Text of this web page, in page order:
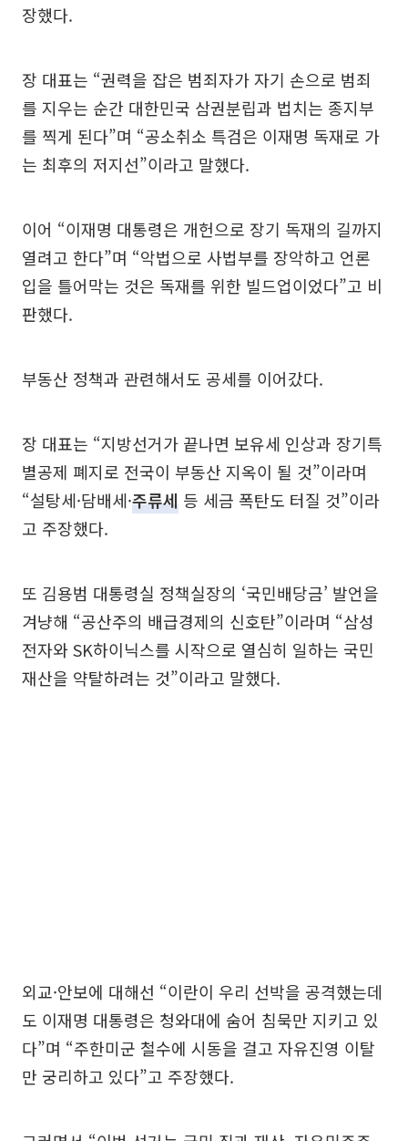
장했다.
장 대표는 “권력을 잡은 범죄자가 자기 손으로 범죄
를 지우는 순간 대한민국 삼권분립과 법치는 종지부
를 찍게 된다”며 “공소취소 특검은 이재명 독재로 가
는 최후의 저지선”이라고 말했다.
이어 “이재명 대통령은 개헌으로 장기 독재의 길까지
열려고 한다”며 “악법으로 사법부를 장악하고 언론
입을 틀어막는 것은 독재를 위한 빌드업이었다”고 비
판했다.
부동산 정책과 관련해서도 공세를 이어갔다.
장 대표는 “지방선거가 끝나면 보유세 인상과 장기특
별공제 폐지로 전국이 부동산 지옥이 될 것”이라며
“설탕세·담배세·주류세 등 세금 폭탄도 터질 것”이라
고 주장했다.
또 김용범 대통령실 정책실장의 ‘국민배당금’ 발언을
겨냥해 “공산주의 배급경제의 신호탄”이라며 “삼성
전자와 SK하이닉스를 시작으로 열심히 일하는 국민
재산을 약탈하려는 것”이라고 말했다.
외교·안보에 대해선 “이란이 우리 선박을 공격했는데
도 이재명 대통령은 청와대에 숨어 침묵만 지키고 있
다”며 “주한미군 철수에 시동을 걸고 자유진영 이탈
만 궁리하고 있다”고 주장했다.